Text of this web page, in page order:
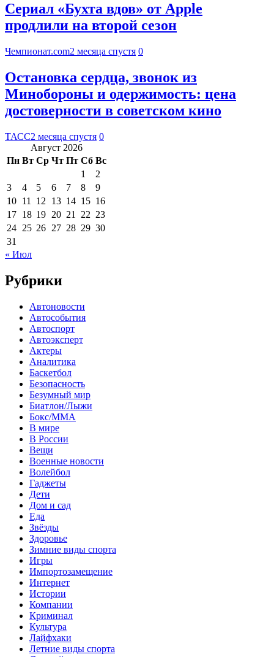
Сериал «Бухта вдов» от Apple
продлили на второй сезон
Чемпионат.com2 месяца спустя 0
Остановка сердца, звонок из
Минобороны и одержимость: цена
достоверности в советском кино
ТАСС2 месяца спустя 0
Август 2026
Пн Вт Ср Чт Пт Сб Вс
1
2
3
4 5 6 7 8
9
10 11 12 13 14 15 16
17 18 19 20 21 22 23
24 25 26 27 28 29 30
31
« Июл
Рубрики
Автоновости
Автособытия
Автоспорт
Автоэксперт
Актеры
Аналитика
Баскетбол
Безопасность
Безумный мир
Биатлон/Лыжи
Бокс/MMA
В мире
В России
Вещи
Военные новости
Волейбол
Гаджеты
Дети
Дом и сад
Еда
Звёзды
Здоровье
Зимние виды спорта
Игры
Импортозамещение
Интернет
Истории
Компании
Криминал
Культура
Лайфхаки
Летние виды спорта